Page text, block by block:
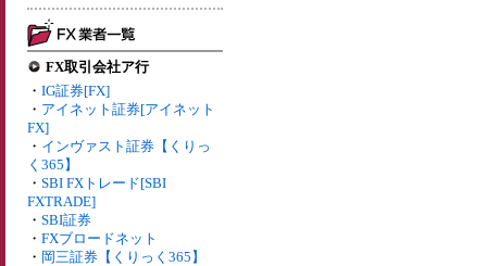
FX取引会社ア行
・ IG証券[FX]
・ アイネット証券[アイネット
FX]
・ インヴァスト証券【くりっ
く365】
・ SBI FXトレード[SBI
FXTRADE]
・ SBI証券
・ FXブロードネット
・ 岡三証券【くりっく365】